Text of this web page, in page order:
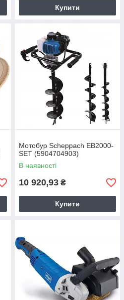
Купити
Мотобур Scheppach EB2000-
SET (5904704903)
В наявності
10 920,93 ₴
Купити